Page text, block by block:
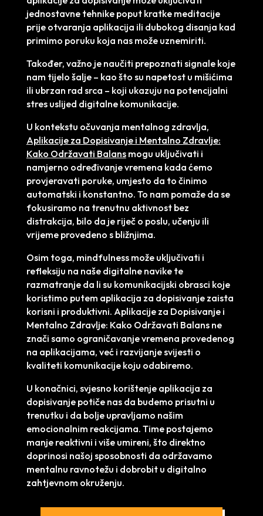
jednostavne tehnike poput kratke meditacije
prije otvaranja aplikacija ili dubokog disanja kad
primimo poruku koja nas može uznemiriti.
Također, važno je naučiti prepoznati signale koje
nam tijelo šalje – kao što su napetost u mišićima
ili ubrzan rad srca – koji ukazuju na potencijalni
stres uslijed digitalne komunikacije.
U kontekstu očuvanja mentalnog zdravlja,
Aplikacije za Dopisivanje i Mentalno Zdravlje:
Kako Održavati Balansmogu uključivati i
namjerno određivanje vremena kada ćemo
provjeravati poruke, umjesto da to činimo
automatski i konstantno. To nam pomaže da se
fokusiramo na trenutnu aktivnost bez
distrakcija, bilo da je riječ o poslu, učenju ili
vrijeme provedeno s bližnjima.
Osim toga, mindfulness može uključivati i
refleksiju na naše digitalne navike te
razmatranje da li su komunikacijski obrasci koje
koristimo putem aplikacija za dopisivanje zaista
korisni i produktivni. Aplikacije za Dopisivanje i
Mentalno Zdravlje: Kako Održavati Balans ne
znači samo ograničavanje vremena provedenog
na aplikacijama, već i razvijanje svijesti o
kvaliteti komunikacije koju odabiremo.
U konačnici, svjesno korištenje aplikacija za
dopisivanje potiče nas da budemo prisutni u
trenutku i da bolje upravljamo našim
emocionalnim reakcijama. Time postajemo
manje reaktivni i više umireni, što direktno
doprinosi našoj sposobnosti da održavamo
mentalnu ravnotežu i dobrobit u digitalno
zahtjevnom okruženju.